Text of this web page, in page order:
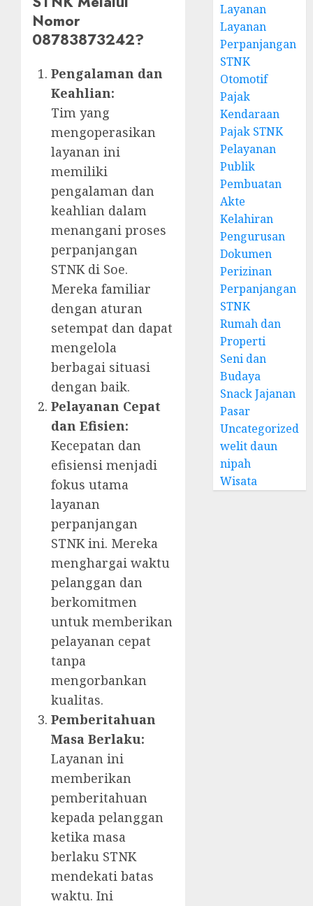
Nomor
08783873242?
Pengalaman dan
Keahlian:
Tim yang
mengoperasikan
layanan ini
memiliki
pengalaman dan
keahlian dalam
menangani proses
perpanjangan
STNK di Soe.
Mereka familiar
dengan aturan
setempat dan dapat
mengelola
berbagai situasi
dengan baik.
Pelayanan Cepat
dan Efisien:
Kecepatan dan
efisiensi menjadi
fokus utama
layanan
perpanjangan
STNK ini. Mereka
menghargai waktu
pelanggan dan
berkomitmen
untuk memberikan
pelayanan cepat
tanpa
mengorbankan
kualitas.
Pemberitahuan
Masa Berlaku:
Layanan ini
memberikan
pemberitahuan
kepada pelanggan
ketika masa
berlaku STNK
mendekati batas
waktu. Ini
Layanan
Layanan
Perpanjangan
STNK
Otomotif
Pajak
Kendaraan
Pajak STNK
Pelayanan
Publik
Pembuatan
Akte
Kelahiran
Pengurusan
Dokumen
Perizinan
Perpanjangan
STNK
Rumah dan
Properti
Seni dan
Budaya
Snack Jajanan
Pasar
Uncategorized
welit daun
nipah
Wisata